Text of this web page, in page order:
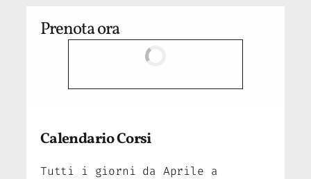
Prenota ora
Calendario Corsi
Tutti i giorni da Aprile a